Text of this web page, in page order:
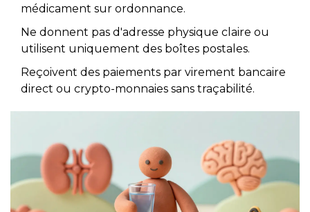
médicament sur ordonnance.
Ne donnent pas d'adresse physique claire ou
utilisent uniquement des boîtes postales.
Reçoivent des paiements par virement bancaire
direct ou crypto-monnaies sans traçabilité.